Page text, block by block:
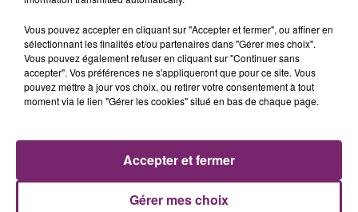
éclipse solaire du 12 Août 2026
158 pompiers de la région sont
partis hier soir pour la Gironde
Vous pouvez accepter en cliquant sur "Accepter et fermer", ou affiner en
sélectionnant les finalités et/ou partenaires dans "Gérer mes choix".
Vous pouvez également refuser en cliquant sur "Continuer sans
accepter". Vos préférences ne s'appliqueront que pour ce site. Vous
pouvez mettre à jour vos choix, ou retirer votre consentement à tout
moment via le lien "Gérer les cookies" situé en bas de chaque page.
Gérer mes choix
Accepter et fermer